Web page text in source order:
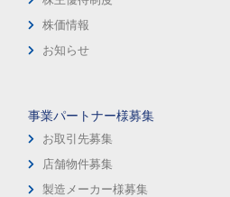
株価情報
お知らせ
事業パートナー様募集
お取引先募集
店舗物件募集
製造メーカー様募集